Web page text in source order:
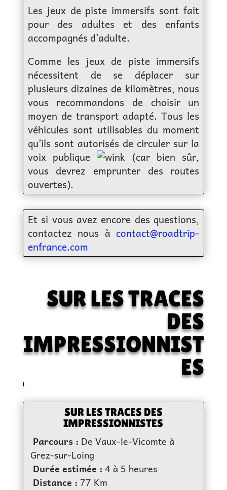
Les jeux de piste immersifs sont fait
pour des adultes et des enfants
accompagnés d’adulte.
Comme les jeux de piste immersifs
nécessitent de se déplacer sur
plusieurs dizaines de kilomètres, nous
vous recommandons de choisir un
moyen de transport adapté. Tous les
véhicules sont utilisables du moment
qu’ils sont autorisés de circuler sur la
voix publique
(car bien sûr,
vous devrez emprunter des routes
ouvertes).
Et si vous avez encore des questions,
contactez nous à contact@roadtrip-
enfrance.com
SUR LES TRACES
DES
IMPRESSIONNIST
ES
SUR LES TRACES DES
IMPRESSIONNISTES
Parcours : De Vaux-le-Vicomte à
Grez-sur-Loing
Durée estimée : 4 à 5 heures
Distance : 77 Km